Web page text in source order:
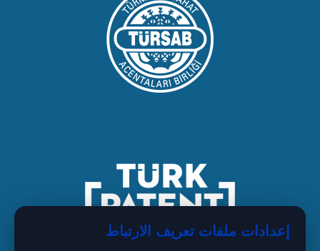
إعدادات ملفات تعريف الارتباط